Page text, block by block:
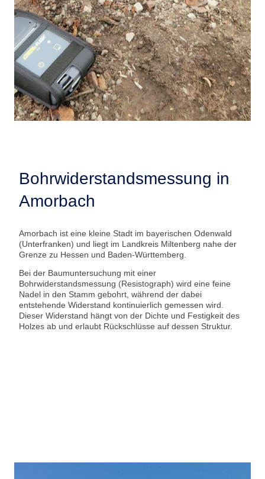
Bohrwiderstandsmessung in
Amorbach
Amorbach ist eine kleine Stadt im bayerischen Odenwald
(Unterfranken) und liegt im Landkreis Miltenberg nahe der
Grenze zu Hessen und Baden-Württemberg.
Bei der Baumuntersuchung mit einer
Bohrwiderstandsmessung (Resistograph) wird eine feine
Nadel in den Stamm gebohrt, während der dabei
entstehende Widerstand kontinuierlich gemessen wird.
Dieser Widerstand hängt von der Dichte und Festigkeit des
Holzes ab und erlaubt Rückschlüsse auf dessen Struktur.